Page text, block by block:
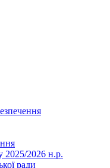
2025/2026 н.р.
ради